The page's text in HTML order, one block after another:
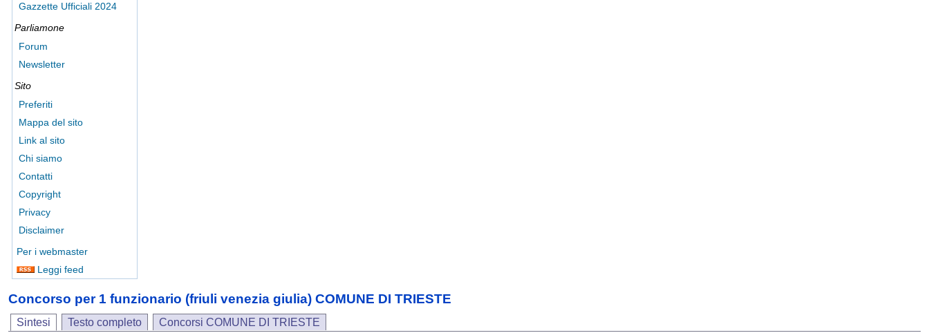
Gazzette Ufficiali 2024
Parliamone
Forum
Newsletter
Sito
Preferiti
Mappa del sito
Link al sito
Chi siamo
Contatti
Copyright
Privacy
Disclaimer
Per i webmaster
Leggi feed
Concorso per 1 funzionario (friuli venezia giulia) COMUNE DI TRIESTE
Sintesi Testo completo Concorsi COMUNE DI TRIESTE